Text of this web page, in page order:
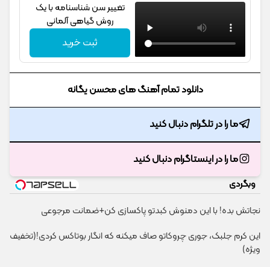
تغییر سن شناسنامه با یک
روش گیاهی آلمانی
ثبت خرید
دانلود تمام آهنگ های محسن یگانه
ما را در تلگرام دنبال کنید
ما را در اینستاگرام دنبال کنید
وبگردی
نجاتش بده! با این دمنوش کبدتو پاکسازی کن+ضمانت مرجوعی
این کرم جلبک، جوری چروکاتو صاف میکنه که انگار بوتاکس کردی!(تخفیف
ویژه)